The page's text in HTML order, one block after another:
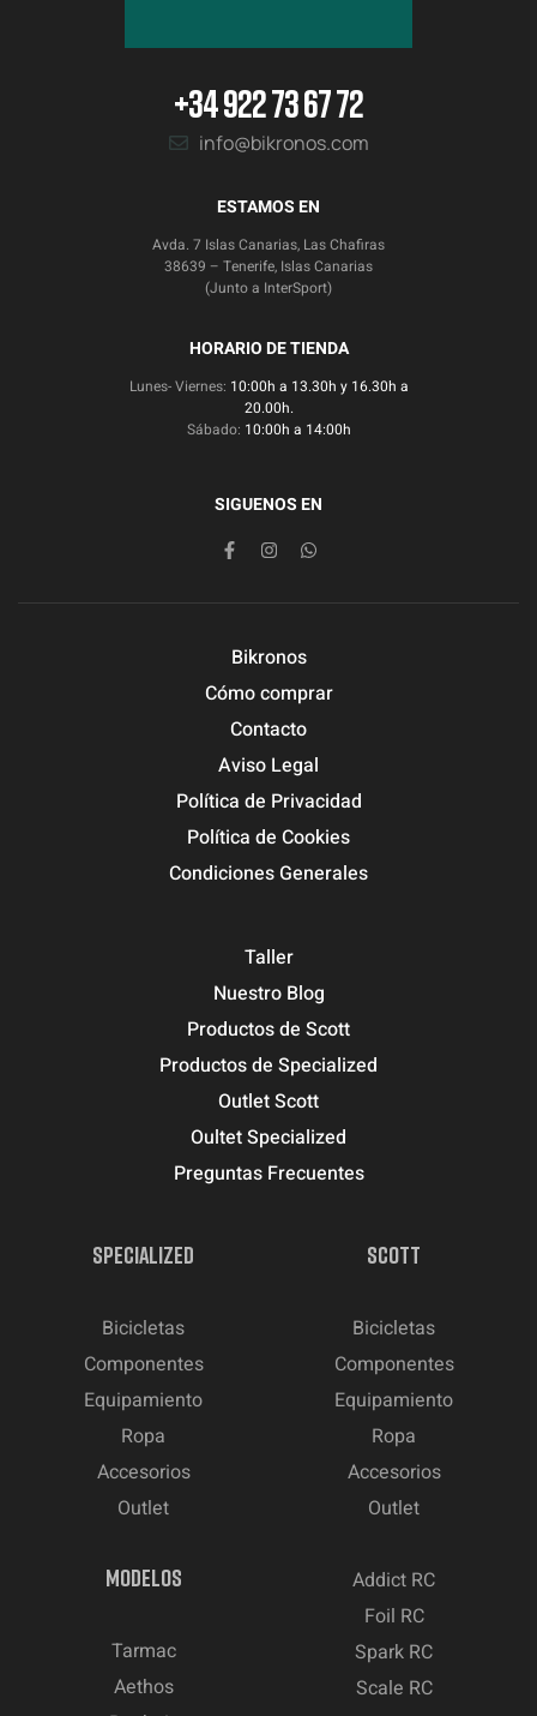
+34 922 73 67 72
info@bikronos.com
ESTAMOS EN
Avda. 7 Islas Canarias, Las Chafiras
38639 – Tenerife, Islas Canarias
(Junto a InterSport)
HORARIO DE TIENDA
Lunes- Viernes: 10:00h a 13.30h y 16.30h a
20.00h.
Sábado: 10:00h a 14:00h
SIGUENOS EN
Bikronos
Cómo comprar
Contacto
Aviso Legal
Política de Privacidad
Política de Cookies
Condiciones Generales
Taller
Nuestro Blog
Productos de Scott
Productos de Specialized
Outlet Scott
Oultet Specialized
Preguntas Frecuentes
SPECIALIZED
Bicicletas
Componentes
Equipamiento
Ropa
Accesorios
Outlet
SCOTT
Bicicletas
Componentes
Equipamiento
Ropa
Accesorios
Outlet
MODELOS
Tarmac
Aethos
Addict RC
Foil RC
Spark RC
Scale RC